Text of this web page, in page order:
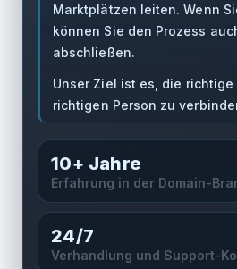
Marktplätzen leiten. Wenn
können Sie den Prozess
abschließen.
Unser Ziel ist es, die richtige
richtigen Person zu
Vertrauenshinweise
10+ Jahre
Erfahrung in der Domain-
24/7
Verhandlung und Support-